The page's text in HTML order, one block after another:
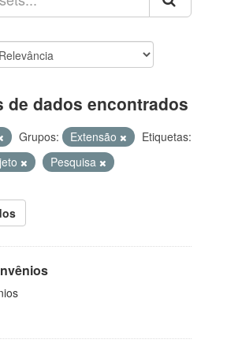
de dados encontrados
Grupos: Extensão
Etiquetas:
Pesquisa